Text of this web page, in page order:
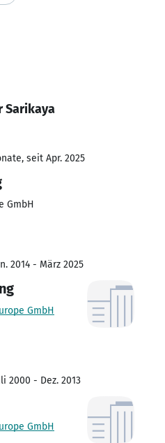
Sarikaya
seit Apr. 2025
GmbH
2014 - März 2025
GmbH
2000 - Dez. 2013
GmbH